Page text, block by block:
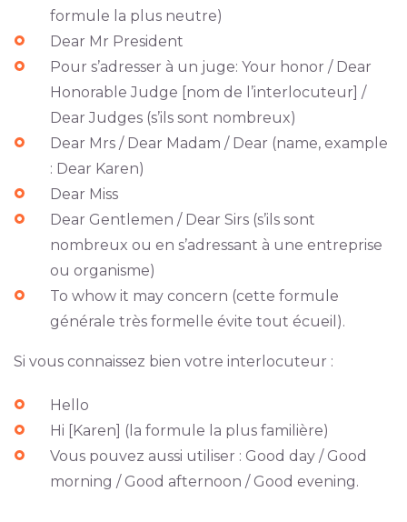
formule la plus neutre)
Dear Mr President
Pour s’adresser à un juge: Your honor / Dear
Honorable Judge [nom de l’interlocuteur] /
Dear Judges (s’ils sont nombreux)
Dear Mrs / Dear Madam / Dear (name, example
: Dear Karen)
Dear Miss
Dear Gentlemen / Dear Sirs (s’ils sont
nombreux ou en s’adressant à une entreprise
ou organisme)
To whow it may concern (cette formule
générale très formelle évite tout écueil).
Si vous connaissez bien votre interlocuteur :
Hello
Hi [Karen] (la formule la plus familière)
Vous pouvez aussi utiliser : Good day / Good
morning / Good afternoon / Good evening.